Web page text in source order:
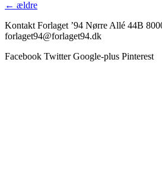
← ældre
Kontakt Forlaget ’94 Nørre Allé 44B
forlaget94@forlaget94.dk
Facebook Twitter Google-plus Pinterest